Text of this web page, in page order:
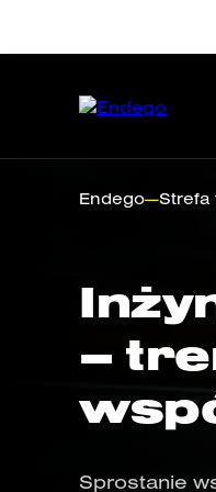
O firmie
Automotive
Nadwozie
Endego—Strefa
–
Sprostanie